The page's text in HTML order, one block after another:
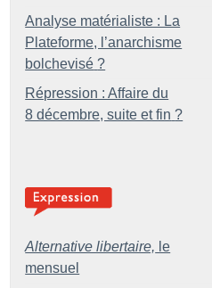
Analyse matérialiste : La
Plateforme, l’anarchisme
bolchevisé ?
Répression : Affaire du
8 décembre, suite et fin ?
Alternative libertaire, le
mensuel